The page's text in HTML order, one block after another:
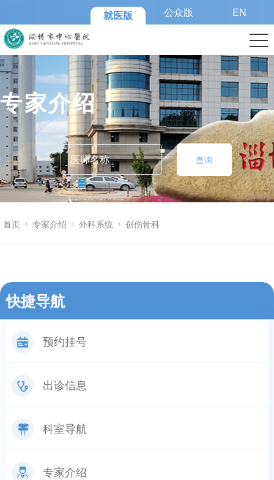
就医版 公众版 EN
专家介绍
查询
首页 专家介绍 外科系统 创伤骨科
快捷导航
预约挂号
出诊信息
科室导航
专家介绍